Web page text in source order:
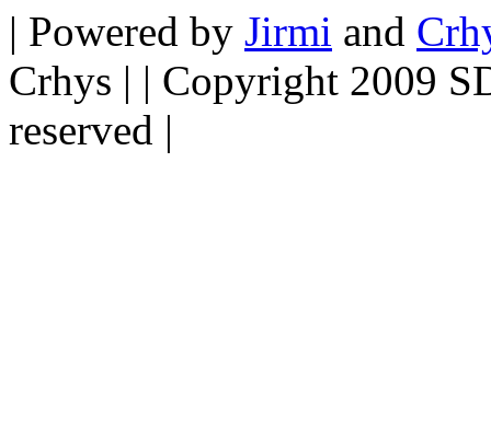
| Powered by Jirmi and
Crhys | | Copyright 2009
reserved |